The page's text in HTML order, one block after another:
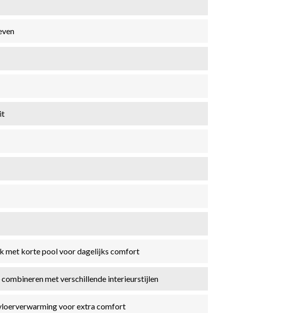
met korte pool voor dagelijks comfort
met verschillende interieurstijlen
voor extra comfort